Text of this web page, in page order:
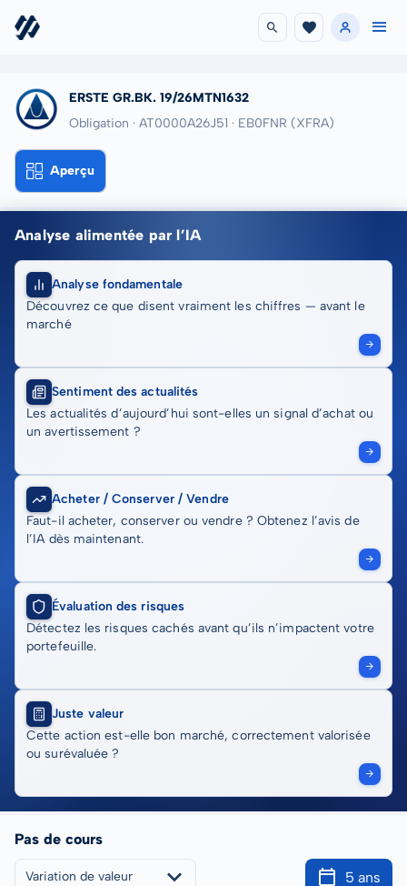
ERSTE GR.BK. 19/26MTN1632
Obligation · AT0000A26J51 · EB0FNR (XFRA)
Aperçu
Analyse alimentée par l’IA
Analyse fondamentale
Découvrez ce que disent vraiment les chiffres — avant le
marché
Sentiment des actualités
Les actualités d’aujourd’hui sont-elles un signal d’achat ou
un avertissement ?
Acheter / Conserver / Vendre
Faut-il acheter, conserver ou vendre ? Obtenez l’avis de
l’IA dès maintenant.
Évaluation des risques
Détectez les risques cachés avant qu’ils n’impactent votre
portefeuille.
Juste valeur
Cette action est-elle bon marché, correctement valorisée
ou surévaluée ?
Pas de cours
Variation de valeur 5 ans